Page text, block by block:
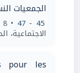
الجمعيات
45 - 47
• 8 — 03 — 31/08/1999
الاجتماعية،
pour les